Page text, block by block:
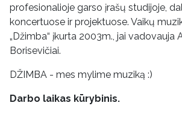
profesionalioje garso įrašų studijoje,
koncertuose ir projektuose. Vaikų
„Džimba“ įkurta 2003m., jai vadovauja
Borisevičiai.
DŽIMBA - mes mylime muziką :)
Darbo laikas kūrybinis.